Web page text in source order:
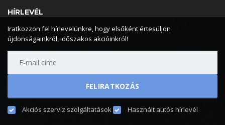
HÍRLEVÉL
Iratkozzon fel hírlevelünkre, hogy elsőként értesüljön
újdonságainkról, időszakos akcióinkról!
Akciós szerviz szolgáltatások Használt autós hírlevél